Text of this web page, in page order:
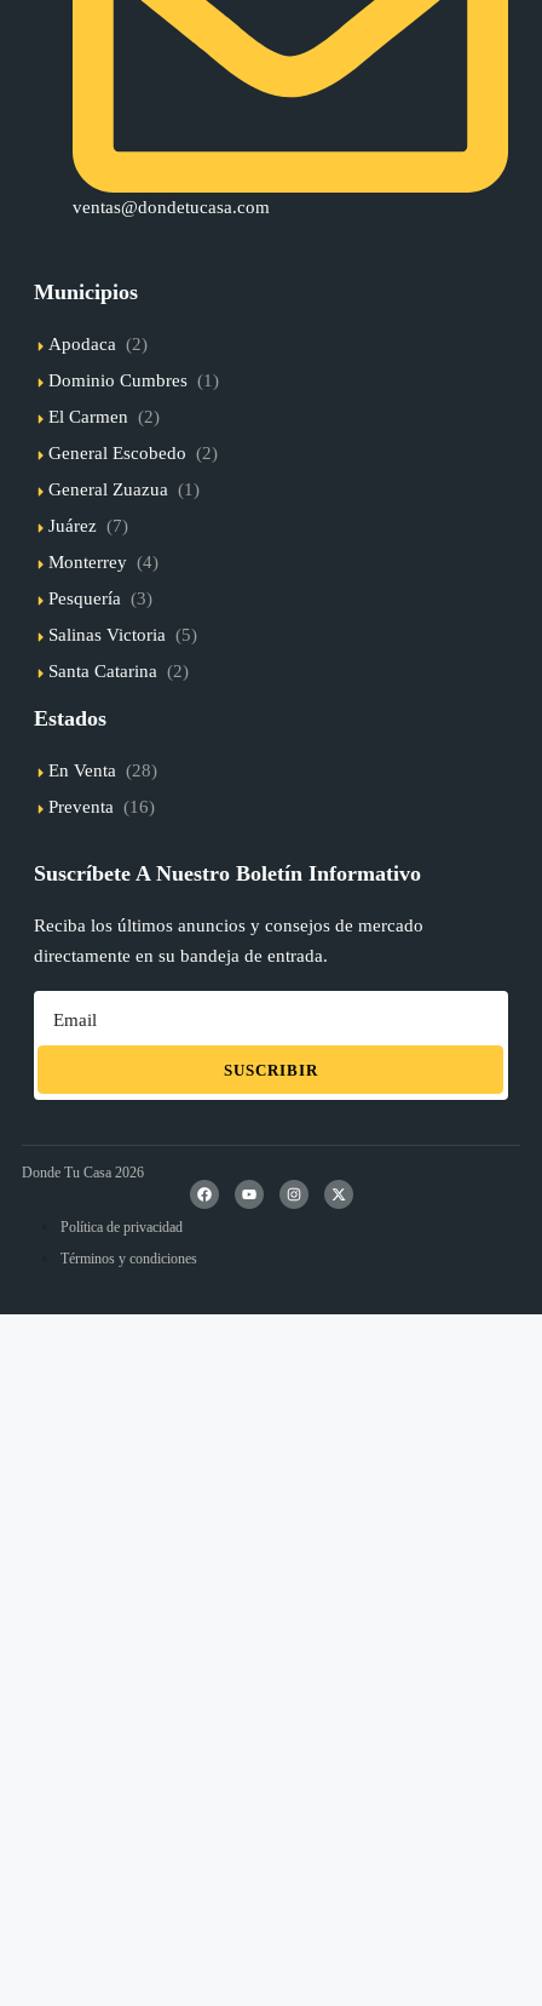
ventas@dondetucasa.com
Municipios
Apodaca (2)
Dominio Cumbres (1)
El Carmen (2)
General Escobedo (2)
General Zuazua (1)
Juárez (7)
Monterrey (4)
Pesquería (3)
Salinas Victoria (5)
Santa Catarina (2)
Estados
En Venta (28)
Preventa (16)
Suscríbete A Nuestro Boletín Informativo
Reciba los últimos anuncios y consejos de mercado
directamente en su bandeja de entrada.
SUSCRIBIR
Donde Tu Casa 2026
Política de privacidad
Términos y condiciones